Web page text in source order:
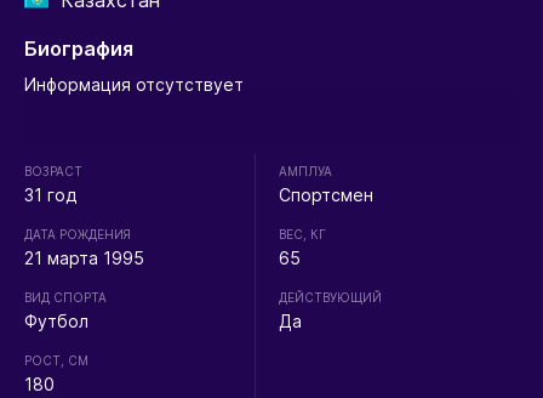
Биография
Информация отсутствует
ВОЗРАСТ
31 год
ДАТА РОЖДЕНИЯ
21 марта 1995
ВИД СПОРТА
Футбол
РОСТ, СМ
180
АМПЛУА
Спортсмен
ВЕС, КГ
65
ДЕЙСТВУЮЩИЙ
Да